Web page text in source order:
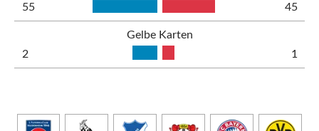
55
45
Gelbe Karten
2
1